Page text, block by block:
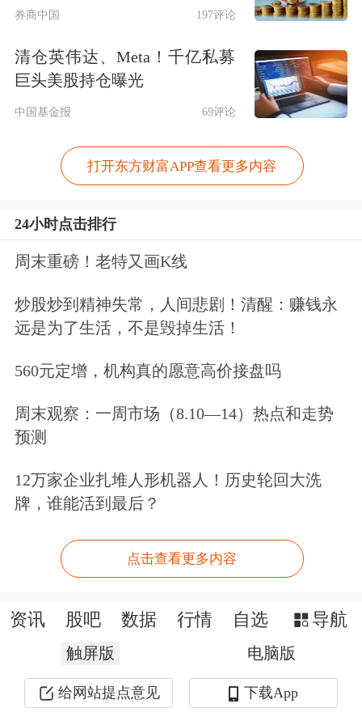
此番再度闯关北交所，瑞尔竞达的净利
告期各期，瑞尔竞达营收同比变动率分
别为16.54%、16.04%、
1.90%、-19.42%；归母净利润同比变动
率分别为-10.26%、
其中，瑞尔竞达2022年、2024年增收不
双双下滑。
瑞尔竞达业绩波动的背后，或与下游钢
铁行业需求回落、利润空间受到压缩有
关。
财报显示，2024年及2025年上半年，瑞
尔竞达四家同行业可比公司均存在营收
或归母净利润负增长的情况。
2025年半年报中称，我国钢铁行业目前
已进入减量发展时代，2025年上半年我
国粗钢产量约为51483万吨，同比下降
券商中国 197评论
清仓英伟达、Meta！千亿私募
巨头美股持仓曝光
中国基金报 69评论
打开东方财富APP查看更多内容
24小时点击排行
周末重磅！老特又画K线
炒股炒到精神失常，人间悲剧！清醒：赚钱永
远是为了生活，不是毁掉生活！
560元定增，机构真的愿意高价接盘吗
周末观察：一周市场（8.10—14）热点和走势
预测
12万家企业扎堆人形机器人！历史轮回大洗
牌，谁能活到最后？
点击查看更多内容
资讯 股吧 数据 行情 自选 导航
触屏版 电脑版
给网站提点意见 下载App